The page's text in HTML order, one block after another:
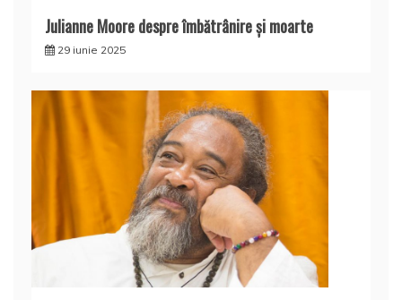
Julianne Moore despre îmbătrânire și moarte
29 iunie 2025